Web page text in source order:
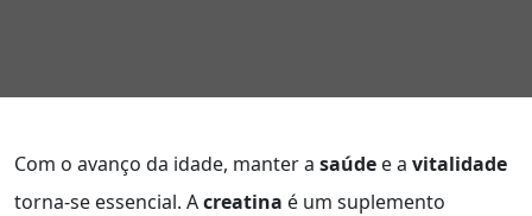
Com o avanço da idade, manter a saúde e a vitalidade
torna-se essencial. Acreatina é um suplemento